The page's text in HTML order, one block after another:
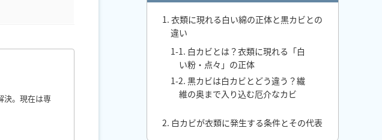
決。現在は専
1. 衣類に現れる白い綿の正体と黒カビとの
違い
1-1. 白カビとは？衣類に現れる「白
い粉・点々」の正体
1-2. 黒カビは白カビとどう違う？繊
維の奥まで入り込む厄介なカビ
2. 白カビが衣類に発生する条件とその代表